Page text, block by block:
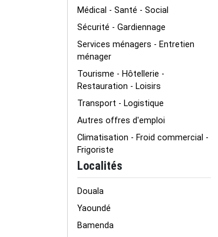
Médical - Santé - Social
Sécurité - Gardiennage
Services ménagers - Entretien
ménager
Tourisme - Hôtellerie -
Restauration - Loisirs
Transport - Logistique
Autres offres d'emploi
Climatisation - Froid commercial -
Frigoriste
Localités
Douala
Yaoundé
Bamenda